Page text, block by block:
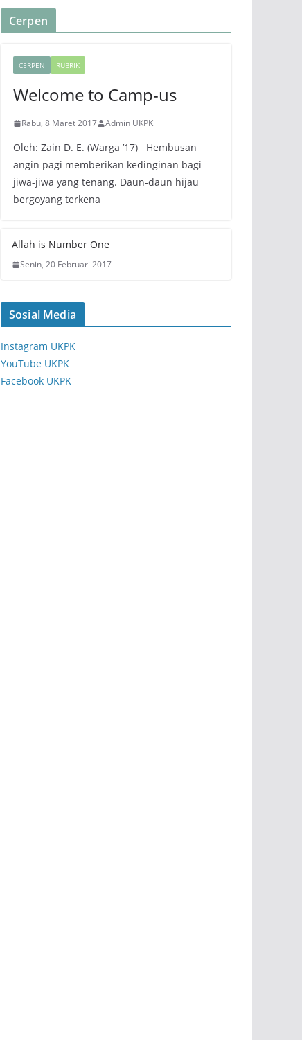
Cerpen
CERPEN RUBRIK
Welcome to Camp-us
Rabu, 8 Maret 2017 Admin UKPK
Oleh: Zain D. E. (Warga ’17) Hembusan
angin pagi memberikan kedinginan bagi
jiwa-jiwa yang tenang. Daun-daun hijau
bergoyang terkena
Allah is Number One
Senin, 20 Februari 2017
Sosial Media
Instagram UKPK
YouTube UKPK
Facebook UKPK